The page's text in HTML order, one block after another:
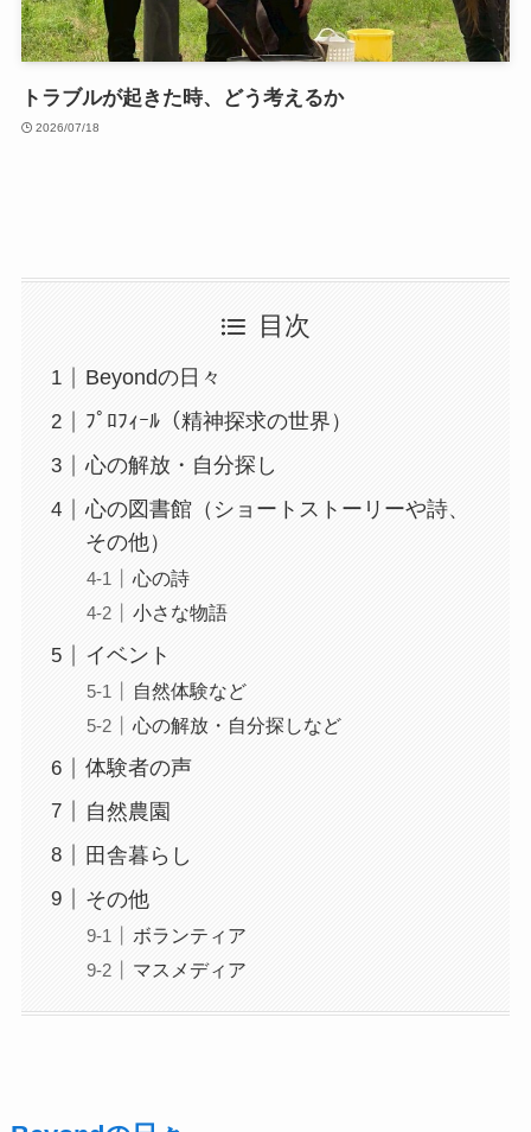
トラブルが起きた時、どう考えるか
2026/07/18
目次
Beyondの日々
ﾌﾟﾛﾌｨｰﾙ（精神探求の世界）
心の解放・自分探し
心の図書館（ショートストーリーや詩、
その他）
心の詩
小さな物語
イベント
自然体験など
心の解放・自分探しなど
体験者の声
自然農園
田舎暮らし
その他
ボランティア
マスメディア